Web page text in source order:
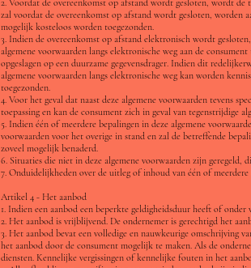
zal voordat de overeenkomst op afstand wordt gesloten, worden
mogelijk kosteloos worden toegezonden.
3. Indien de overeenkomst op afstand elektronisch wordt
algemene voorwaarden langs elektronische weg aan de
opgeslagen op een duurzame gegevensdrager. Indien dit
algemene voorwaarden langs elektronische weg kan worden
toegezonden.
4. Voor het geval dat naast deze algemene voorwaarden tevens
toepassing en kan de consument zich in geval van tegenstrijdige
5. Indien één of meerdere bepalingen in deze algemene
voorwaarden voor het overige in stand en zal de betreffende
zoveel mogelijk benaderd.
6. Situaties die niet in deze algemene voorwaarden zijn geregeld,
7. Onduidelijkheden over de uitleg of inhoud van één of meerdere
Artikel 4 - Het aanbod
1. Indien een aanbod een beperkte geldigheidsduur heeft of
2. Het aanbod is vrijblijvend. De ondernemer is gerechtigd het
3. Het aanbod bevat een volledige en nauwkeurige omschrijving
het aanbod door de consument mogelijk te maken. Als de
diensten. Kennelijke vergissingen of kennelijke fouten in het